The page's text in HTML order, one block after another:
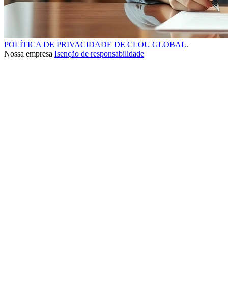
POLÍTICA DE PRIVACIDADE DE CLOU GLOBAL.
Nossa empresa Isenção de responsabilidade